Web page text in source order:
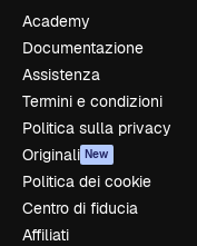
Academy
Documentazione
Assistenza
Termini e condizioni
Politica sulla privacy
Originali New
Politica dei cookie
Centro di fiducia
Affiliati